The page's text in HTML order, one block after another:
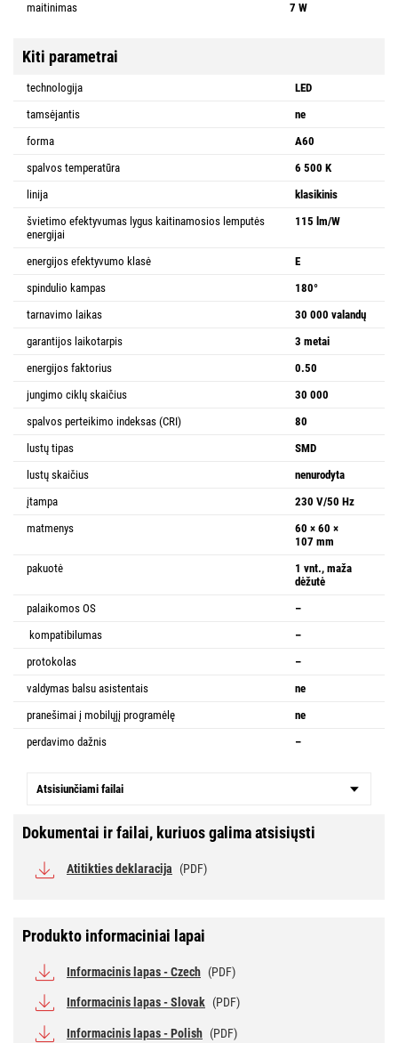
maitinimas
7 W
Kiti parametrai
technologija
LED
tamsėjantis
ne
forma
A60
spalvos temperatūra
6 500 K
linija
klasikinis
švietimo efektyvumas lygus kaitinamosios lemputės
energijai
115 lm/W
energijos efektyvumo klasė
E
spindulio kampas
180°
tarnavimo laikas
30 000 valandų
garantijos laikotarpis
3 metai
energijos faktorius
0.50
jungimo ciklų skaičius
30 000
spalvos perteikimo indeksas (CRI)
80
lustų tipas
SMD
lustų skaičius
nenurodyta
įtampa
230 V/50 Hz
matmenys
60 × 60 ×
107 mm
pakuotė
1 vnt., maža
dėžutė
palaikomos OS
–
kompatibilumas
–
protokolas
–
valdymas balsu asistentais
ne
pranešimai į mobilųjį programėlę
ne
perdavimo dažnis
–
Atsisiunčiami failai
Dokumentai ir failai, kuriuos galima atsisiųsti
Atitikties deklaracija (PDF)
Produkto informaciniai lapai
Informacinis lapas - Czech (PDF)
Informacinis lapas - Slovak (PDF)
Informacinis lapas - Polish (PDF)